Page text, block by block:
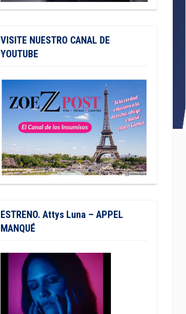
VISITE NUESTRO CANAL DE
YOUTUBE
ESTRENO. Attys Luna – APPEL
MANQUÉ